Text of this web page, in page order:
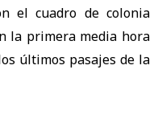
el cuadro de colonia
la primera media hora
últimos pasajes de la